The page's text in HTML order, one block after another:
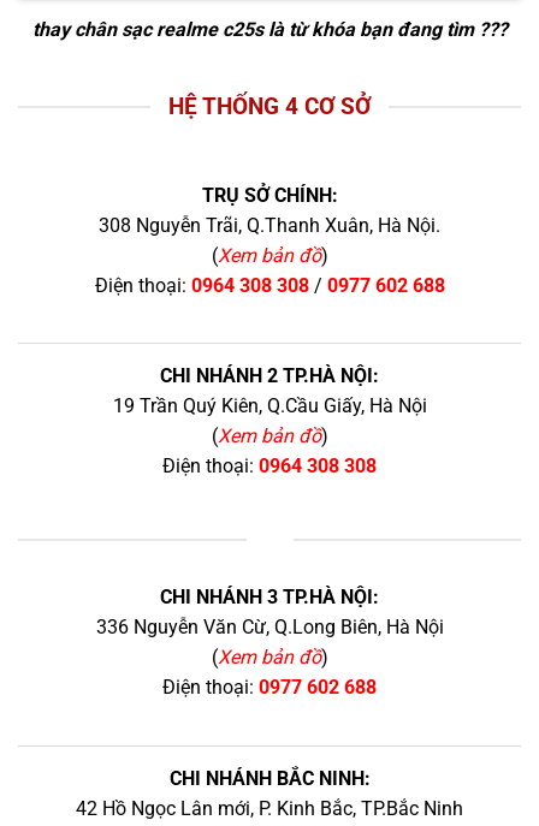
thay chân sạc realme c25slà từ khóa bạn đang tìm ???
HỆ THỐNG 4 CƠ SỞ
TRỤ SỞ CHÍNH:
308 Nguyễn Trãi, Q.Thanh Xuân, Hà Nội.
(Xem bản đồ)
Điện thoại: 0964 308 308/ 0977 602 688
CHI NHÁNH 2 TP.HÀ NỘI:
19 Trần Quý Kiên, Q.Cầu Giấy, Hà Nội
(Xem bản đồ)
Điện thoại: 0964 308 308
CHI NHÁNH 3 TP.HÀ NỘI:
336 Nguyễn Văn Cừ, Q.Long Biên, Hà Nội
(Xem bản đồ)
Điện thoại: 0977 602 688
CHI NHÁNH BẮC NINH:
42 Hồ Ngọc Lân mới, P. Kinh Bắc, TP.Bắc Ninh